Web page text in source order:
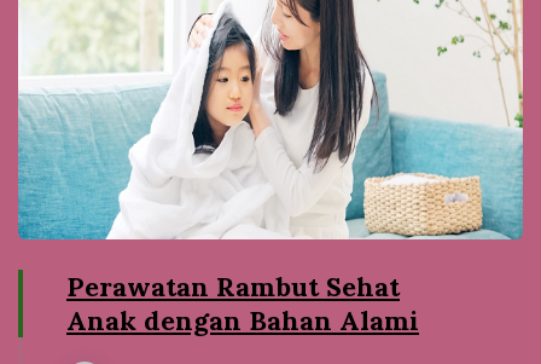
Perawatan Rambut Sehat
Anak dengan Bahan Alami